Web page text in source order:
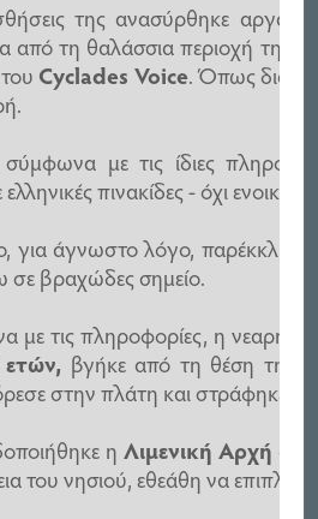
της ανασύρθηκε αργά
από τη θαλάσσια περιοχή της
Cyclades Voice. Όπως
με τις ίδιες
ελληνικές πινακίδες - όχι
για άγνωστο λόγο, παρέκκλινε
βραχώδες σημείο.
τις πληροφορίες, η νεαρή, που
βγήκε από τη θέση της
στην πλάτη και στράφηκε
η Λιμενική Αρχή ότι
του νησιού, εθεάθη να επιπλέει